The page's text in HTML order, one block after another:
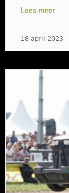
Lees meer
18 april 2023